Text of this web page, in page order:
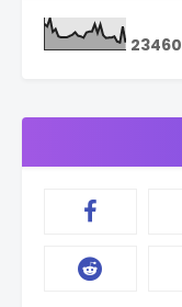
23460